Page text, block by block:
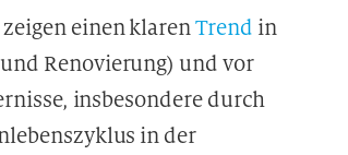
einen klarenTrend in
Renovierung) und vor
insbesondere durch
in der